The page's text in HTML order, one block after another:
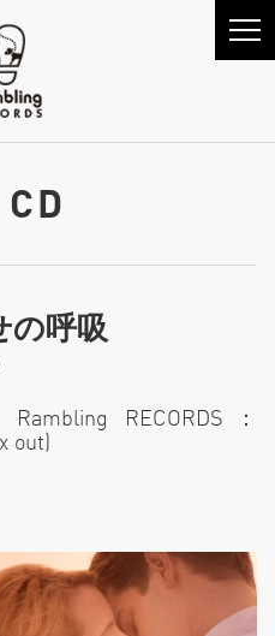
呼吸
RECORDS：
out)